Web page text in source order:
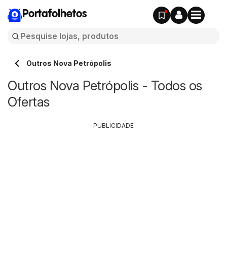
Portafolhetos
Outros Nova Petrópolis
Outros Nova Petrópolis - Todos os
Ofertas
PUBLICIDADE